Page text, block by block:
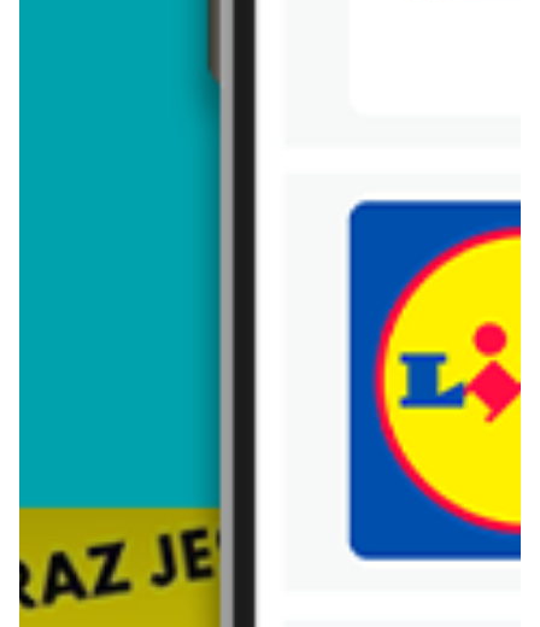
Trafiłeś na nieaktualną gazetkę
Zobacz aktualne gazetki Blix!